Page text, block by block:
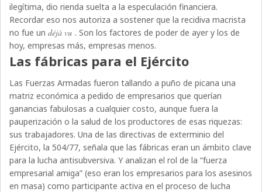
ilegítima, dio rienda suelta a la especulación financiera.
Recordar eso nos autoriza a sostener que la recidiva macrista
no fue undéjà vu . Son los factores de poder de ayer y los de
hoy, empresas más, empresas menos.
Las fábricas para el Ejército
Las Fuerzas Armadas fueron tallando a puño de picana una
matriz económica a pedido de empresarios que querían
ganancias fabulosas a cualquier costo, aunque fuera la
pauperización o la salud de los productores de esas riquezas:
sus trabajadores. Una de las directivas de exterminio del
Ejército, la 504/77, señala que las fábricas eran un ámbito clave
para la lucha antisubversiva. Y analizan el rol de la “fuerza
empresarial amiga” (eso eran los empresarios para los asesinos
en masa) como participante activa en el proceso de lucha